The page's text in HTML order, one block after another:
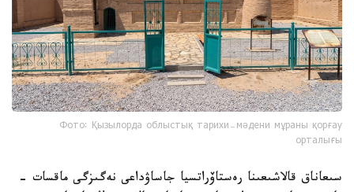
Фото: Қызылорда облыстық тарихи-мәдени мұраны қорғау
орталығы
سىعاناق قالاشىعىنا رەستاۆراتسيا جاساۋداعى نەگىزگى ماقسات -